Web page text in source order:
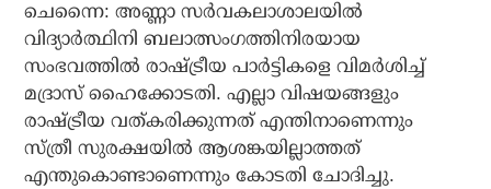
ചെന്നൈ: അണ്ണാ സര്‍വകലാശാലയില്‍
വിദ്യാര്‍ത്ഥിനി ബലാത്സംഗത്തിനിരയായ
സംഭവത്തില്‍ രാഷ്ട്രീയ പാര്‍ട്ടികളെ വിമര്‍ശിച്ച്
മദ്രാസ് ഹൈക്കോടതി. എല്ലാ വിഷയങ്ങളും
രാഷ്ട്രീയ വത്കരിക്കുന്നത് എന്തിനാണെന്നും
സ്ത്രീ സുരക്ഷയില്‍ ആശങ്കയില്ലാത്തത്
എന്തുകൊണ്ടാണെന്നും കോടതി ചോദിച്ചു.